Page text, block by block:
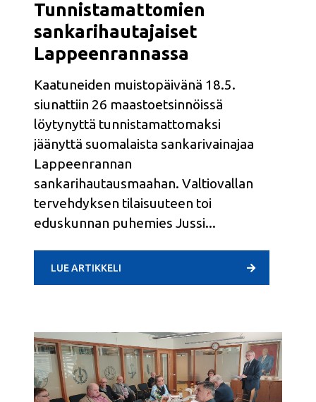
Tunnistamattomien
sankarihautajaiset
Lappeenrannassa
Kaatuneiden muistopäivänä 18.5.
siunattiin 26 maastoetsinnöissä
löytynyttä tunnistamattomaksi
jäänyttä suomalaista sankarivainajaa
Lappeenrannan
sankarihautausmaahan. Valtiovallan
tervehdyksen tilaisuuteen toi
eduskunnan puhemies Jussi
LUE ARTIKKELI